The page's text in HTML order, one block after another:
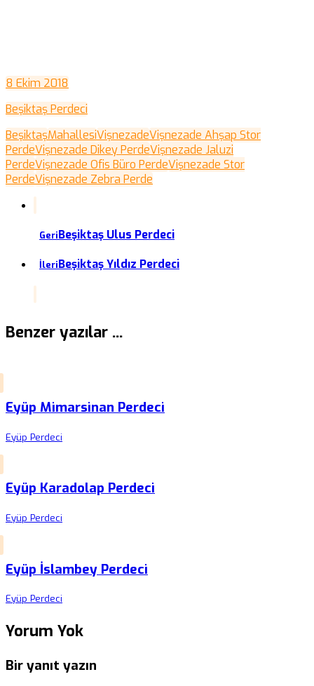
8 Ekim 2018
Beşiktaş Perdeci
BeşiktaşMahallesiVişnezadeVişnezade Ahşap Stor
PerdeVişnezade Dikey PerdeVişnezade Jaluzi
PerdeVişnezade Ofis Büro PerdeVişnezade Stor
PerdeVişnezade Zebra Perde
GeriBeşiktaş Ulus Perdeci
İleriBeşiktaş Yıldız Perdeci
Benzer yazılar ...
Eyüp Mimarsinan Perdeci
Eyüp Perdeci
Eyüp Karadolap Perdeci
Eyüp Perdeci
Eyüp İslambey Perdeci
Eyüp Perdeci
Yorum Yok
Bir yanıt yazın